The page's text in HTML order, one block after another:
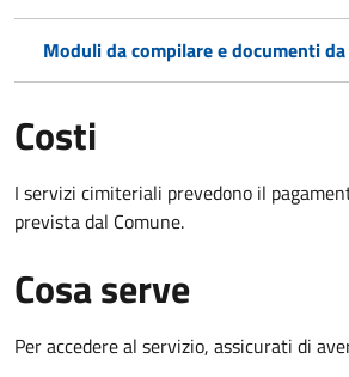
Moduli da compilare e documenti
Costi
I servizi cimiteriali prevedono il
prevista dal Comune.
Cosa serve
Per accedere al servizio, assicurati di